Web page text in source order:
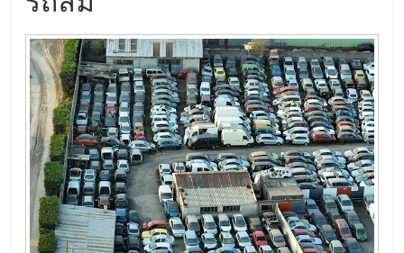
ร้าน
ปรึกษา
ฟรี,
บริการ
พัฒนา
ระบบ
ไชส์"